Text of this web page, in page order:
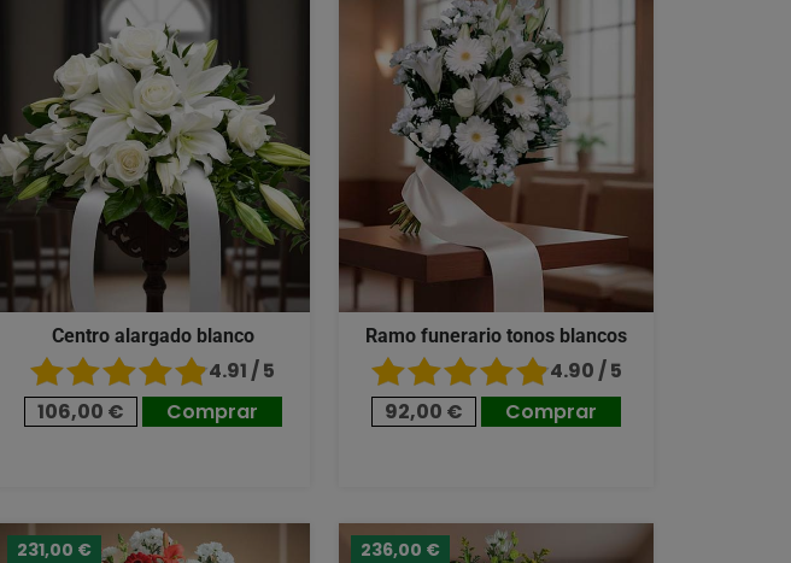
Centro alargado blanco
4.91 / 5
106,00 €
Comprar
Ramo funerario tonos blancos
4.90 / 5
92,00 €
Comprar
231,00 € 236,00 €